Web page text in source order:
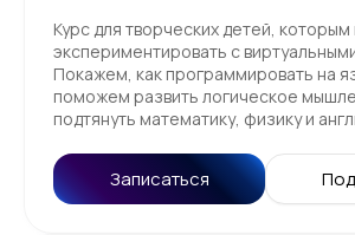
Курс для творческих детей, которым
экспериментировать с
Покажем, как программировать на
поможем развить логическое
подтянуть математику, физику и
Записаться